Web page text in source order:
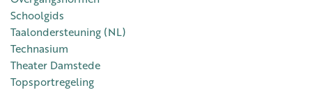
Schoolgids
Taalondersteuning (NL)
Technasium
Theater Damstede
Topsportregeling